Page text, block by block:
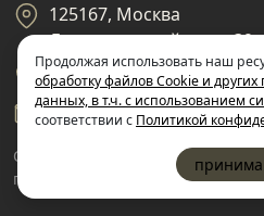
125167, Москва
Ленинградский пр-кт 39,
+7 495 945-59-99
gf@gorby.ru
Cогласие на обработку
пользовательских данных
Продолжая использовать наш
обработку файлов Cookie и других
данных, в т.ч. с использованием
соответствии с Политикой